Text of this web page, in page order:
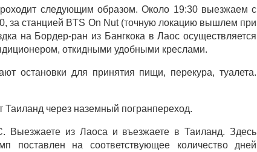
следующим образом. Около 19:30 выезжаем с
за станцией BTS On Nut (точную локацию вышлем при
на Бордер-ран из Бангкока в Лаос осуществляется
откидными удобными креслами.
остановки для принятия пищи, перекура, туалета.
Таиланд через наземный погранпереход.
Выезжаете из Лаоса и въезжаете в Таиланд. Здесь
поставлен на соответствующее количество дней